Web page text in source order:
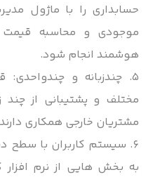
حسابداری را با ماژول
موجودی و محاسبه قیمت
هوشمند انجام شود.
۵. چندزبانه و چندواحدی:
مختلف و پشتیبانی از چند
مشتریان خارجی همکاری دارند.
۶. سیستم کاربران با سطح
به بخش هایی از نرم افزار